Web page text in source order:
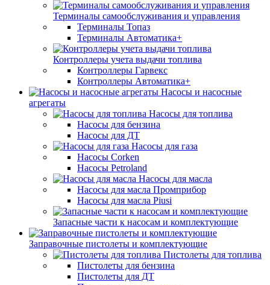
Терминалы самообслуживания и управления
Терминалы Топаз
Терминалы Автоматика+
Контроллеры учета выдачи топлива
Контроллеры Гарвекс
Контроллеры Автоматика+
Насосы и насосные
агрегаты
Насосы для топлива
Насосы для бензина
Насосы для ДТ
Насосы для газа
Насосы Corken
Насосы Petroland
Насосы для масла
Насосы для масла Промприбор
Насосы для масла Piusi
Запасные части к насосам и комплектующие
Заправочные пистолеты и комплектующие
Пистолеты для топлива
Пистолеты для бензина
Пистолеты для ДТ